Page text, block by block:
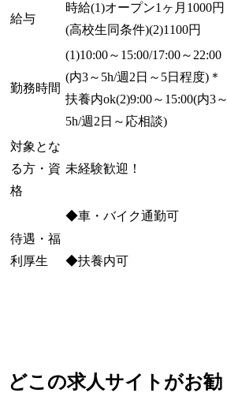
給与
時給(1)オープン1ヶ月1000円
(高校生同条件)(2)1100円
勤務時間
(1)10:00～15:00/17:00～22:00
(内3～5h/週2日～5日程度)＊
扶養内ok(2)9:00～15:00(内3～
5h/週2日～応相談)
対象とな
る方・資
格
未経験歓迎！
待遇・福
利厚生
◆車・バイク通勤可
◆扶養内可
どこの求人サイトがお勧